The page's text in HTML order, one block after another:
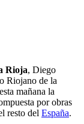
Rioja, Diego
Riojano de la
mañana la
por obras
resto del España.